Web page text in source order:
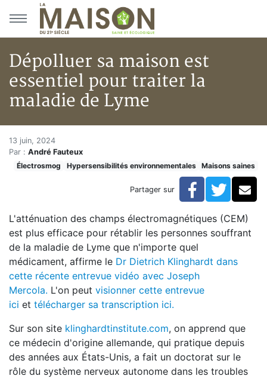
Aller au menu principal
Aller au contenu principal
Dépolluer sa maison est
essentiel pour traiter la
maladie de Lyme
Accueil
Articles
Maisons saines
Hypersensibilités environnementales
Dépolluer sa maison est essentiel pour traiter la
Dépolluer sa maison est
13 juin, 2024
Par : André Fauteux
Électrosmog
Hypersensibilités environnementales Maisons saines
Partager sur Facebook
L'atténuation des champs électromagnétiques (CEM)
est plus efficace pour rétablir les personnes souffrant
de la maladie de Lyme que n'importe quel
médicament, affirme le Dr Dietrich Klinghardt dans
cette récente entrevue vidéo avec Joseph
Mercola. L'on peut visionner cette entrevue
ici et télécharger sa transcription ici.
Sur son site klinghardtinstitute.com, on apprend que
ce médecin d'origine allemande, qui pratique depuis
des années aux États-Unis, a fait un doctorat sur le
rôle du système nerveux autonome dans les troubles